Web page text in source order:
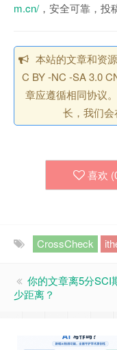
m.cn/，安全可靠，投
本站的文章和资
C BY -NC -SA 3.0
章应遵循相同协议
长，我们会
喜欢 (
CrossCheck
你的文章离5分SCI
少距离？